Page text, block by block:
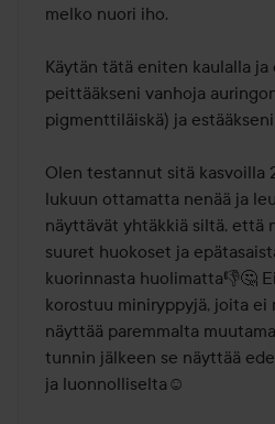
melko nuori iho.
Käytän tätä eniten kaulalla
peittääkseni vanhoja
pigmenttiläiskä) ja
Olen testannut sitä kasvoilla
lukuun ottamatta nenää ja
näyttävät yhtäkkiä siltä, että
suuret huokoset ja
kuorinnasta huolimatta👎🤔
korostuu miniryppyjä, joita ei
näyttää paremmalta
tunnin jälkeen se näyttää
ja luonnolliselta☺